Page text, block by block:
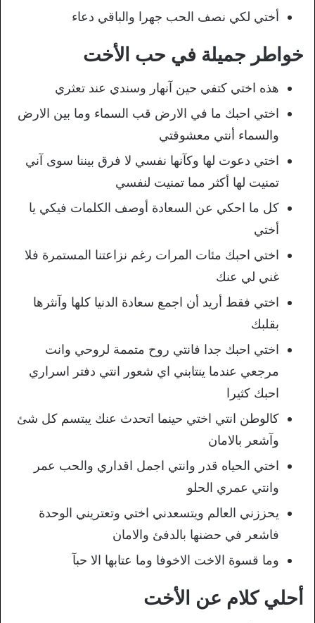
أختي لكي نصف الحب جهرا والباقي دعاء
خواطر جميلة في حب الأخت
هذه اختي كتفي حين آنهار وسندي عند تعثري
اختي احبك ما في الارض قب السماء وما بين الارض
والسماء أنتي معشوقتي
اختي دعوت لها وكآنها نفسي لا فرق بيننا سوى آني
تمنيت لها أكثر مما تمنيت لنفسي
كل ما احكي عن السعادة أوصف الكلمات فيكي يا
أختي
اختي احبك مئات المرات رغم نزاعتنا المستمرة فلا
غني لي عنك
اختي فقط أريد أن اجمع سعادة الدنيا كلها وآنثرها
بقلبك
اختي احبك جدا فانتي روح متممة لروحي وانت
مرجعي عندما ينتابني اي شعور انتي دفتر اسراري
احبك كثيرا
كالوطن انتي اختي حينما اتحدث عنك يبتسم كل شئ
وآشعر بالامان
اختي الحياه قدر وانتي اجمل اقداري والحب عمر
وانتي عمري الحلو
يحززني العالم ويتسعدني اختي وتعتريني الوحدة
فاشعر في حضنها بالدفئ والامان
وما قسوة الاخت الاخوفا وما عتابها الا حبآ
أحلي كلام عن الأخت